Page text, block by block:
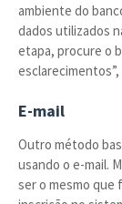
ambiente do
dados utilizados
etapa, procure o
E-mail
Outro método
usando o e-mail.
ser o mesmo que